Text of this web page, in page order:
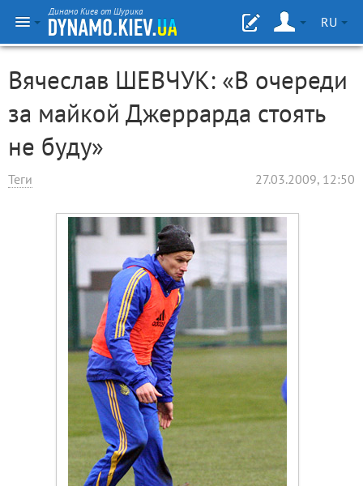
Динамо Киев от Шурика
RU
Вячеслав ШЕВЧУК: «В очереди
за майкой Джеррарда стоять
не буду»
Теги 27.03.2009, 12:50